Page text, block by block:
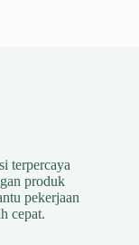
terpercaya
produk
pekerjaan
cepat.